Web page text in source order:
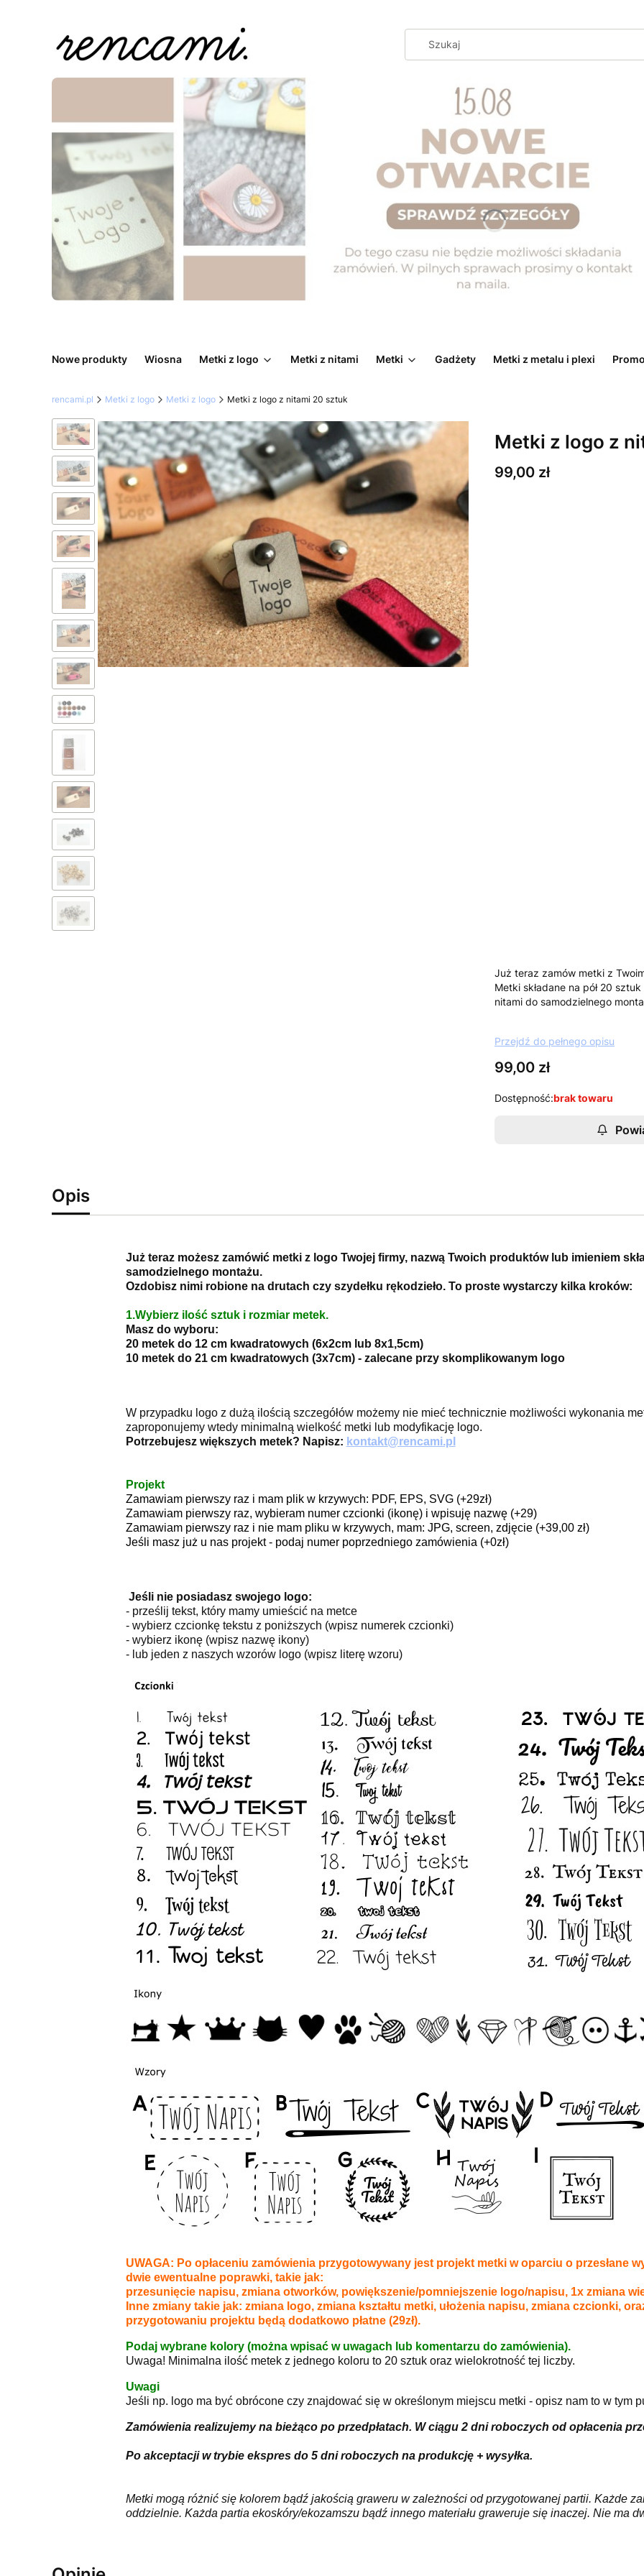
Nowe produkty Wiosna Metki z logo Metki z nitami Metki Gadżety Metki z metalu i plexi
rencami.pl Metki z logo Metki z logo Metki z logo z nitami 20 sztuk
Metki z logo z
Cena
99,00 zł
Już teraz zamów metki z
Metki składane na pół 20
nitami do samodzielnego
Przejdź do pełnego opisu
Cena
99,00 zł
Dostępność:brak towaru
Opis
Już teraz możesz zamówić metki z logo Twojej firmy, nazwą Twoich produktów lub imieniem
samodzielnego montażu.
Ozdobisz nimi robione na drutach czy szydełku rękodzieło. To proste wystarczy kilka kroków:
1.Wybierz ilość sztuk i rozmiar metek.
Masz do wyboru:
20 metek do 12 cm kwadratowych (6x2cm lub 8x1,5cm)
10 metek do 21 cm kwadratowych (3x7cm) - zalecane przy skomplikowanym logo
W przypadku logo z dużą ilością szczegółów możemy nie mieć technicznie możliwości wykonania
zaproponujemy wtedy minimalną wielkość metki lub modyfikację logo.
Potrzebujesz większych metek? Napisz: kontakt@rencami.pl
Projekt
Zamawiam pierwszy raz i mam plik w krzywych: PDF, EPS, SVG (+29zł)
Zamawiam pierwszy raz, wybieram numer czcionki (ikonę) i wpisuję nazwę (+29)
Zamawiam pierwszy raz i nie mam pliku w krzywych, mam: JPG, screen, zdjęcie (+39,00 zł)
Jeśli masz już u nas projekt - podaj numer poprzedniego zamówienia (+0zł)
Jeśli nie posiadasz swojego logo:
- prześlij tekst, który mamy umieścić na metce
- wybierz czcionkę tekstu z poniższych (wpisz numerek czcionki)
- wybierz ikonę (wpisz nazwę ikony)
- lub jeden z naszych wzorów logo (wpisz literę wzoru)
UWAGA: Po opłaceniu zamówienia przygotowywany jest projekt metki w oparciu o przesłane
dwie ewentualne poprawki, takie jak:
przesunięcie napisu, zmiana otworków, powiększenie/pomniejszenie logo/napisu, 1x zmiana
Inne zmiany takie jak: zmiana logo, zmiana kształtu metki, ułożenia napisu, zmiana czcionki,
przygotowaniu projektu będą dodatkowo płatne (29zł).
Podaj wybrane kolory (można wpisać w uwagach lub komentarzu do zamówienia).
Uwaga! Minimalna ilość metek z jednego koloru to 20 sztuk oraz wielokrotność tej liczby.
Uwagi
Jeśli np. logo ma być obrócone czy znajdować się w określonym miejscu metki - opisz nam to w tym
Zamówienia realizujemy na bieżąco po przedpłatach. W ciągu 2 dni roboczych od opłacenia
Po akceptacji w trybie ekspres do 5 dni roboczych na produkcję + wysyłka.
Metki mogą różnić się kolorem bądź jakością graweru w zależności od przygotowanej partii. Każde
oddzielnie. Każda partia ekoskóry/ekozamszu bądź innego materiału graweruje się inaczej. Nie ma